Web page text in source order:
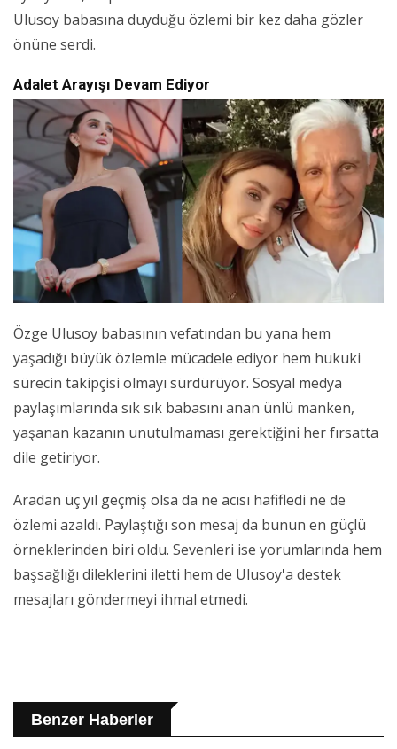
Ulusoy babasına duyduğu özlemi bir kez daha gözler
önüne serdi.
Adalet Arayışı Devam Ediyor
Özge Ulusoy babasının vefatından bu yana hem
yaşadığı büyük özlemle mücadele ediyor hem hukuki
sürecin takipçisi olmayı sürdürüyor. Sosyal medya
paylaşımlarında sık sık babasını anan ünlü manken,
yaşanan kazanın unutulmaması gerektiğini her fırsatta
dile getiriyor.
Aradan üç yıl geçmiş olsa da ne acısı hafifledi ne de
özlemi azaldı. Paylaştığı son mesaj da bunun en güçlü
örneklerinden biri oldu. Sevenleri ise yorumlarında hem
başsağlığı dileklerini iletti hem de Ulusoy'a destek
mesajları göndermeyi ihmal etmedi.
Benzer Haberler